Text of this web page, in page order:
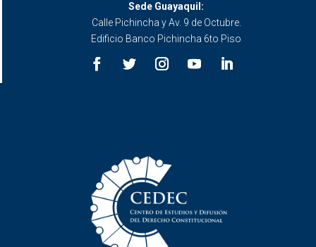
Sede Guayaquil:
Calle Pichincha y Av. 9 de Octubre.
Edificio Banco Pichincha 6to Piso